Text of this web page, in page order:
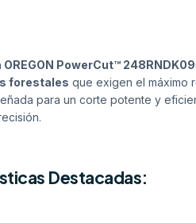
OREGON PowerCut™
forestales que exigen el máximo
para un corte potente y
Destacadas: